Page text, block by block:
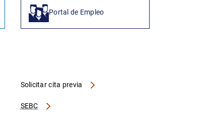
Portal de Empleo
SEBC
Solicitar cita previa